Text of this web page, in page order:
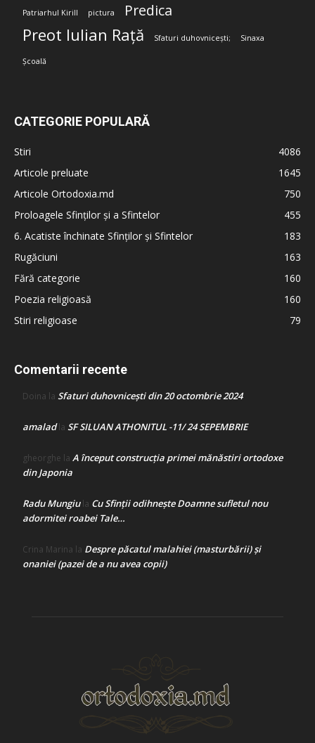
Patriarhul Kirill pictura Predica
Preot Iulian Rață Sfaturi duhovnicești; Sinaxa
Școală
CATEGORIE POPULARĂ
Stiri
4086
Articole preluate
1645
Articole Ortodoxia.md
750
Proloagele Sfinților și a Sfintelor
455
6. Acatiste închinate Sfinților și Sfintelor
183
Rugăciuni
163
Fără categorie
160
Poezia religioasă
160
Stiri religioase
79
Comentarii recente
Doina la Sfaturi duhovnicești din 20 octombrie 2024
amaladla SF SILUAN ATHONITUL -11/ 24 SEPEMBRIE
gheorghe la A început construcţia primei mănăstiri ortodoxe
din Japonia
Radu Mungiula Cu Sfinții odihnește Doamne sufletul nou
adormitei roabei Tale…
Crina Marina la Despre păcatul malahiei (masturbării) şi
onaniei (pazei de a nu avea copii)